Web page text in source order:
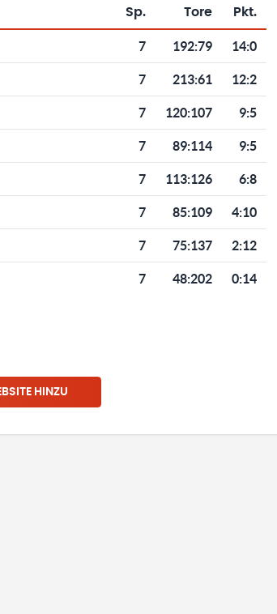
Sp. Tore Pkt.
7 192:79 14:0
7 213:61 12:2
7 120:107 9:5
7 89:114 9:5
7 113:126 6:8
7 85:109 4:10
7 75:137 2:12
7 48:202 0:14
HINZU